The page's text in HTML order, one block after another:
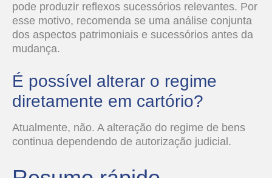
pode produzir reflexos sucessórios relevantes. Por
esse motivo, recomenda se uma análise conjunta
dos aspectos patrimoniais e sucessórios antes da
mudança.
É possível alterar o regime
diretamente em cartório?
Atualmente, não. A alteração do regime de bens
continua dependendo de autorização judicial.